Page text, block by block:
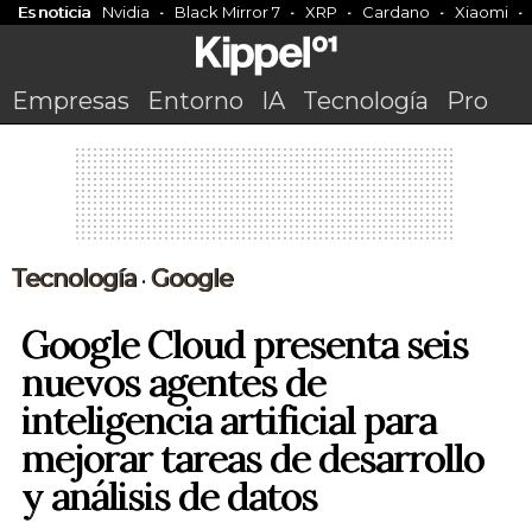
Es noticia Nvidia Black Mirror 7 XRP Cardano Xiaomi
Empresas Entorno IA Tecnología Pro
Tecnología• Google
Google Cloud presenta seis
nuevos agentes de
inteligencia artificial para
mejorar tareas de desarrollo
y análisis de datos